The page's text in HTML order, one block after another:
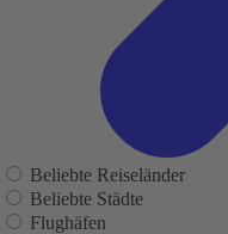
Beliebte Reiseländer
Beliebte Städte
Flughäfen